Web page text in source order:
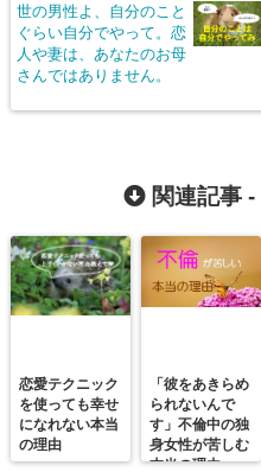
世の男性よ、自分のこと
ぐらい自分でやって。恋
人や妻は、あなたのお母
さんではありません。
関連記事 -
恋愛テクニック
を使っても幸せ
になれない本当
の理由
「彼をあきらめ
られないんで
す」不倫中の独
身女性が苦しむ
本当の理由